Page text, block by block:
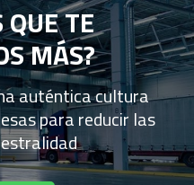
QUE TE
MÁS?
auténtica cultura
para reducir las